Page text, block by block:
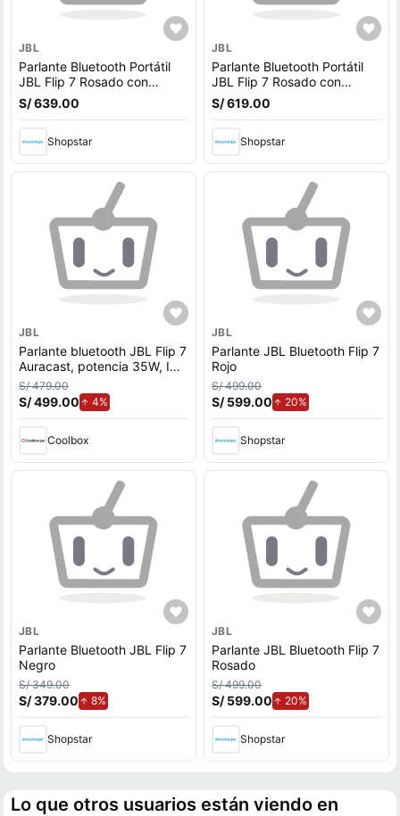
JBL
Parlante Bluetooth Portátil
JBL Flip 7 Rosado con
Sonido Pro, AI Sound Boost
y 16 Horas de Batería
S/ 639.00
Shopstar
JBL
Parlante Bluetooth Portátil
JBL Flip 7 Rosado con
Sonido Pro, AI Sound Boost
y 16 Horas de Batería
S/ 619.00
Shopstar
JBL
Parlante bluetooth JBL Flip 7
Auracast, potencia 35W, IA
Sound Boost, resistente al
agua IP67, hasta 16 horas
de reproducción, negro
S/ 479.00
S/ 499.00 4%
Coolbox
JBL
Parlante JBL Bluetooth Flip 7
Rojo
S/ 499.00
S/ 599.00 20%de aumento.
Shopstar
JBL
Parlante Bluetooth JBL Flip 7
Negro
S/ 349.00
S/ 379.00 8%
Shopstar
JBL
Parlante JBL Bluetooth Flip 7
Rosado
S/ 499.00
S/ 599.00 20%de aumento.
Shopstar
Lo que otros usuarios están viendo en